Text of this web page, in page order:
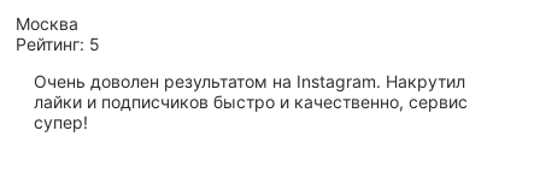
Москва
Рейтинг: 5
Очень доволен результатом на Instagram. Накрутил
лайки и подписчиков быстро и качественно, сервис
супер!